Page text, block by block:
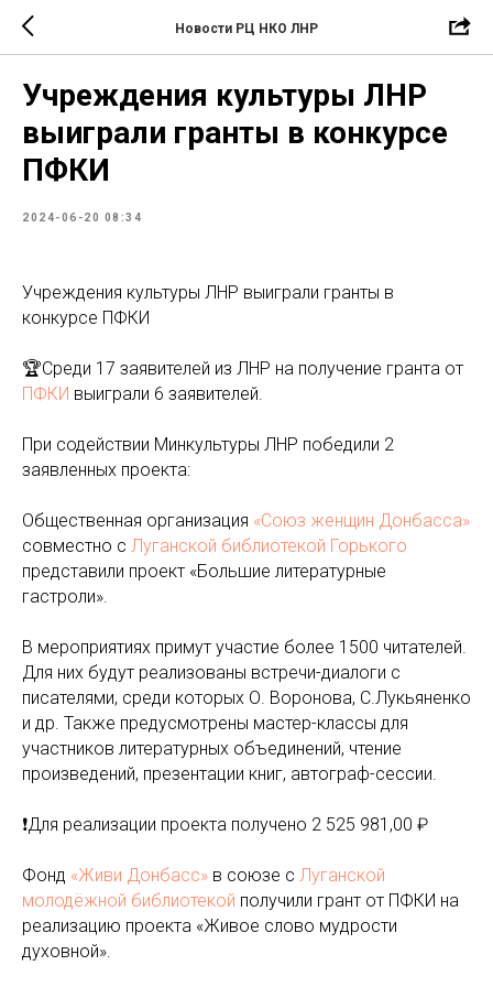
Новости РЦ НКО ЛНР
Учреждения культуры ЛНР
выиграли гранты в конкурсе
ПФКИ
2024-06-20 08:34
Учреждения культуры ЛНР выиграли гранты в
конкурсе ПФКИ
🏆Среди 17 заявителей из ЛНР на получение гранта от
ПФКИ выиграли 6 заявителей.
При содействии Минкультуры ЛНР победили 2
заявленных проекта:
Общественная организация «Союз женщин Донбасса»
совместно с Луганской библиотекой Горького
представили проект «Большие литературные
гастроли».
В мероприятиях примут участие более 1500 читателей.
Для них будут реализованы встречи-диалоги с
писателями, среди которых О. Воронова, С.Лукьяненко
и др. Также предусмотрены мастер-классы для
участников литературных объединений, чтение
произведений, презентации книг, автограф-сессии.
❗️Для реализации проекта получено 2 525 981,00 ₽
Фонд «Живи Донбасс» в союзе с Луганской
молодёжной библиотекой получили грант от ПФКИ на
реализацию проекта «Живое слово мудрости
духовной».